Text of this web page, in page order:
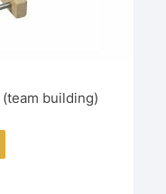
building)